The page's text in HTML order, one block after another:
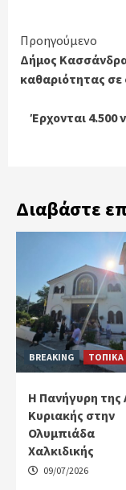
Continue
Reading
Προηγούμενο
Δήμος
καθαριότητας σε
Έρχονται 4.500
Διαβάστε
BREAKING ΤΟΠΙΚΑ
Η Πανήγυρη της
Κυριακής στην
Ολυμπιάδα
Χαλκιδικής
09/07/2026